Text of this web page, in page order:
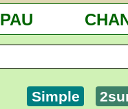
PAU
Simple